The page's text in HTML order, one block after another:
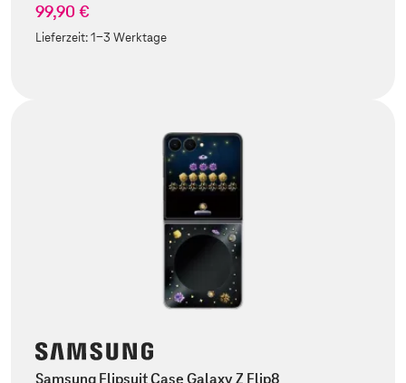
99,90 €
Lieferzeit:1-3 Werktage
Samsung Flipsuit Case Galaxy Z Flip8